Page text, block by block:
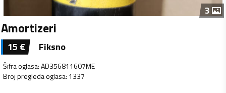
3
Amortizeri
15 € Fiksno
Šifra oglasa:AD356811607ME
Broj pregleda oglasa: 1337